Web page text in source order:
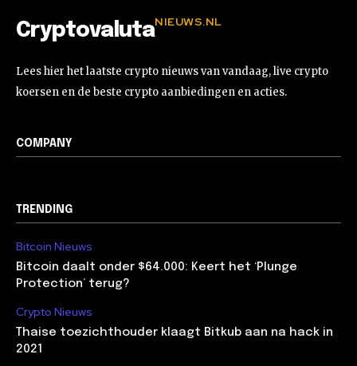
CryptovalutaNIEUWS.NL
Lees hier het laatste crypto nieuws van vandaag, live crypto
koersen en de beste crypto aanbiedingen en acties.
COMPANY
TRENDING
Bitcoin Nieuws
Bitcoin daalt onder $64.000: Keert het ‘Plunge
Protection’ terug?
Crypto Nieuws
Thaise toezichthouder klaagt Bitkub aan na hack in
2021